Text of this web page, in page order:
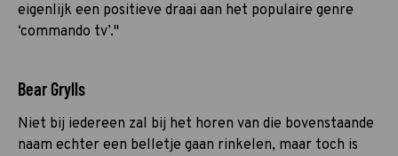
eigenlijk een positieve draai aan het populaire genre
‘commando tv’."
Bear Grylls
Niet bij iedereen zal bij het horen van die bovenstaande
naam echter een belletje gaan rinkelen, maar toch is